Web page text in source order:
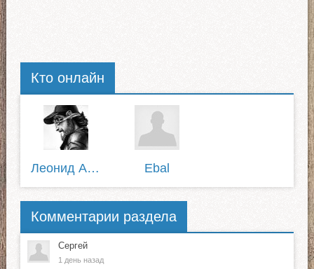
Кто онлайн
Леонид Августовский Ebal
Комментарии раздела
Сергей
1 день назад